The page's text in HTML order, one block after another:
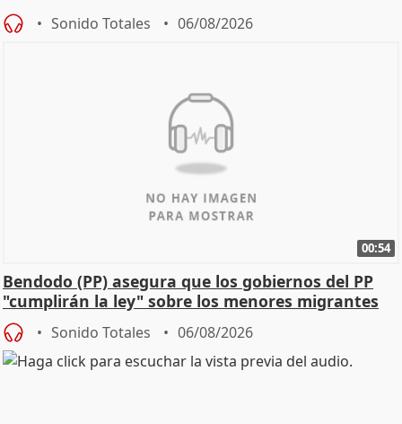
Sonido Totales 06/08/2026
00:54
Bendodo (PP) asegura que los gobiernos del PP
"cumplirán la ley" sobre los menores migrantes
Sonido Totales 06/08/2026